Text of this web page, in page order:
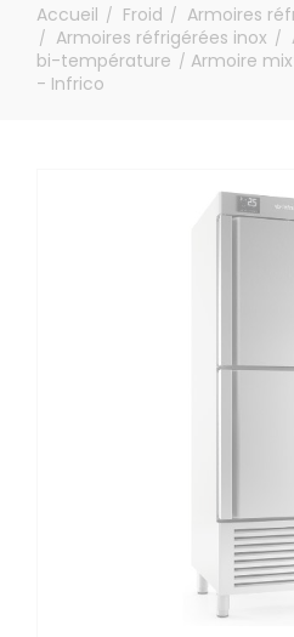
Accueil / Froid / Armoires
/ Armoires réfrigérées inox /
bi-température / Armoire
- Infrico